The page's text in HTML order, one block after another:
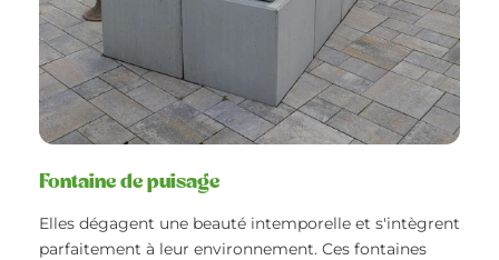
Fontaine de puisage
Elles dégagent une beauté intemporelle et s'intègrent
parfaitement à leur environnement. Ces fontaines